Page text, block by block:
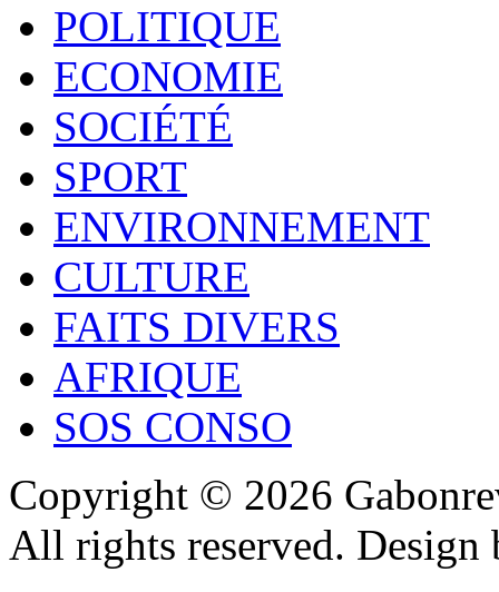
POLITIQUE
ECONOMIE
SOCIÉTÉ
SPORT
ENVIRONNEMENT
CULTURE
FAITS DIVERS
AFRIQUE
SOS CONSO
Copyright © 2026
All rights reserved.